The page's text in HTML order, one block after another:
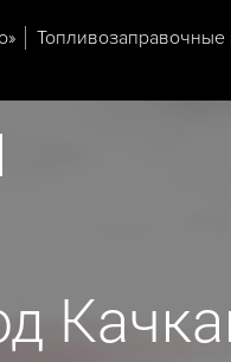
Топливозаправочные